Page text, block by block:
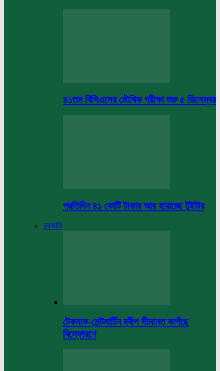
৪১তম বিসিএসের মৌখিক পরীক্ষা শুরু ৫ ডিসেম্বর
প্রতিদিন ৪১ কোটি টাকার আয় হারাচ্ছে টুইটার
রকমারি
টেকনাফ-সেন্টমার্টিন দ্বীপ সীমান্ত কাপঁছে
বিস্ফোরণে